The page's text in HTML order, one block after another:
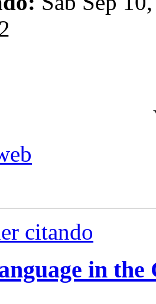
citando
in the